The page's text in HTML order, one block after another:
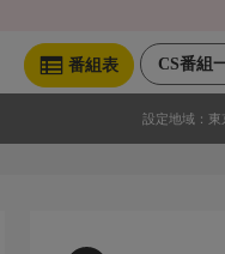
CS番組
番組表
設定地域： 東